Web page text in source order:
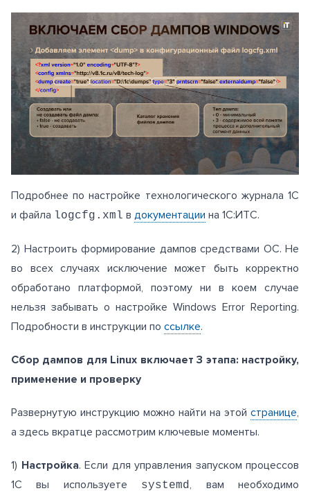
Подробнее по настройке технологического журнала 1С
и файла logcfg.xml в документации на 1С:ИТС.
2) Настроить формирование дампов средствами ОС. Не
во всех случаях исключение может быть корректно
обработано платформой, поэтому ни в коем случае
нельзя забывать о настройке Windows Error Reporting.
Подробности в инструкции по ссылке.
Сбор дампов для Linux включает 3 этапа: настройку,
применение и проверку
Развернутую инструкцию можно найти на этой странице,
а здесь вкратце рассмотрим ключевые моменты.
1) Настройка. Если для управления запуском процессов
1С вы используете systemd, вам необходимо